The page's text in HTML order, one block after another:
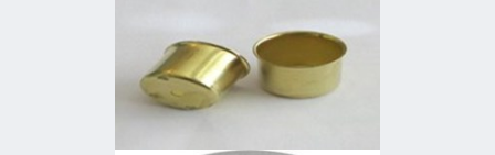
Mere